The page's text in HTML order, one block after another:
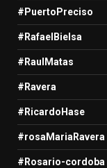
#PuertoPreciso
#RafaelBielsa
#RaulMatas
#Ravera
#RicardoHase
#rosaMariaRavera
#Rosario-cordoba